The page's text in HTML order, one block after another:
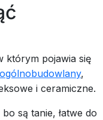
którym pojawia się
,
i ceramiczne.
są tanie, łatwe do